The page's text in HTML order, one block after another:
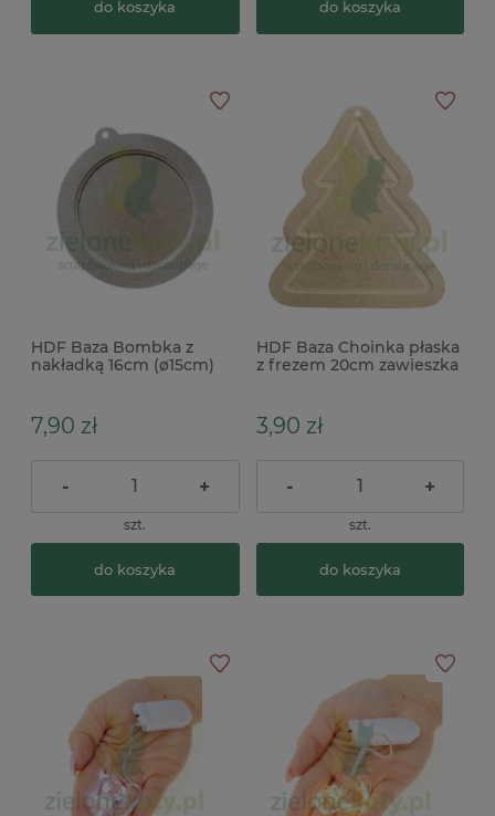
do koszyka do koszyka
HDF Baza Bombka z
nakładką 16cm (ø15cm)
7,90 zł
- +
szt.
do koszyka
HDF Baza Choinka płaska
z frezem 20cm zawieszka
3,90 zł
- +
szt.
do koszyka